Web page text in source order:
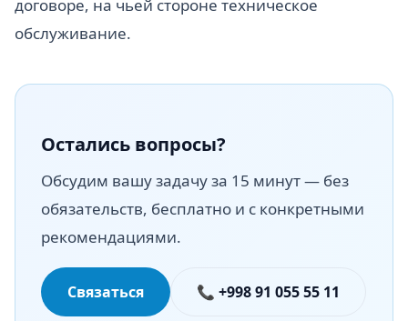
договоре, на чьей стороне техническое
обслуживание.
Остались вопросы?
Обсудим вашу задачу за 15 минут — без
обязательств, бесплатно и с конкретными
рекомендациями.
Связаться 📞 +998 91 055 55 11